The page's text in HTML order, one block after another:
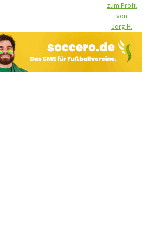
zum Profil
von
Jörg H.